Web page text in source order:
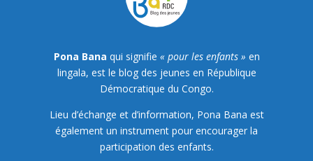
Pona Bana qui signifie « pour les enfants » en
lingala, est le blog des jeunes en République
Démocratique du Congo.
Lieu d’échange et d’information, Pona Bana est
également un instrument pour encourager la
participation des enfants.